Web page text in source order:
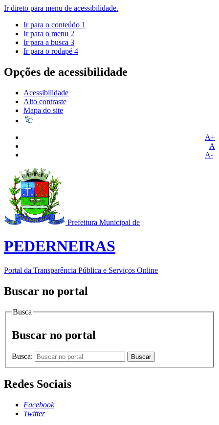
Ir direto para menu de acessibilidade.
Ir para o conteúdo 1
Ir para o menu 2
Ir para a busca 3
Ir para o rodapé 4
Opções de acessibilidade
Acessibilidade
Alto contraste
Mapa do site
A+
A
A-
Prefeitura Municipal de
PEDERNEIRAS
Portal da Transparência Pública e Serviços Online
Buscar no portal
Busca
Buscar no portal
Busca: Buscar
Redes Sociais
Facebook
Twitter